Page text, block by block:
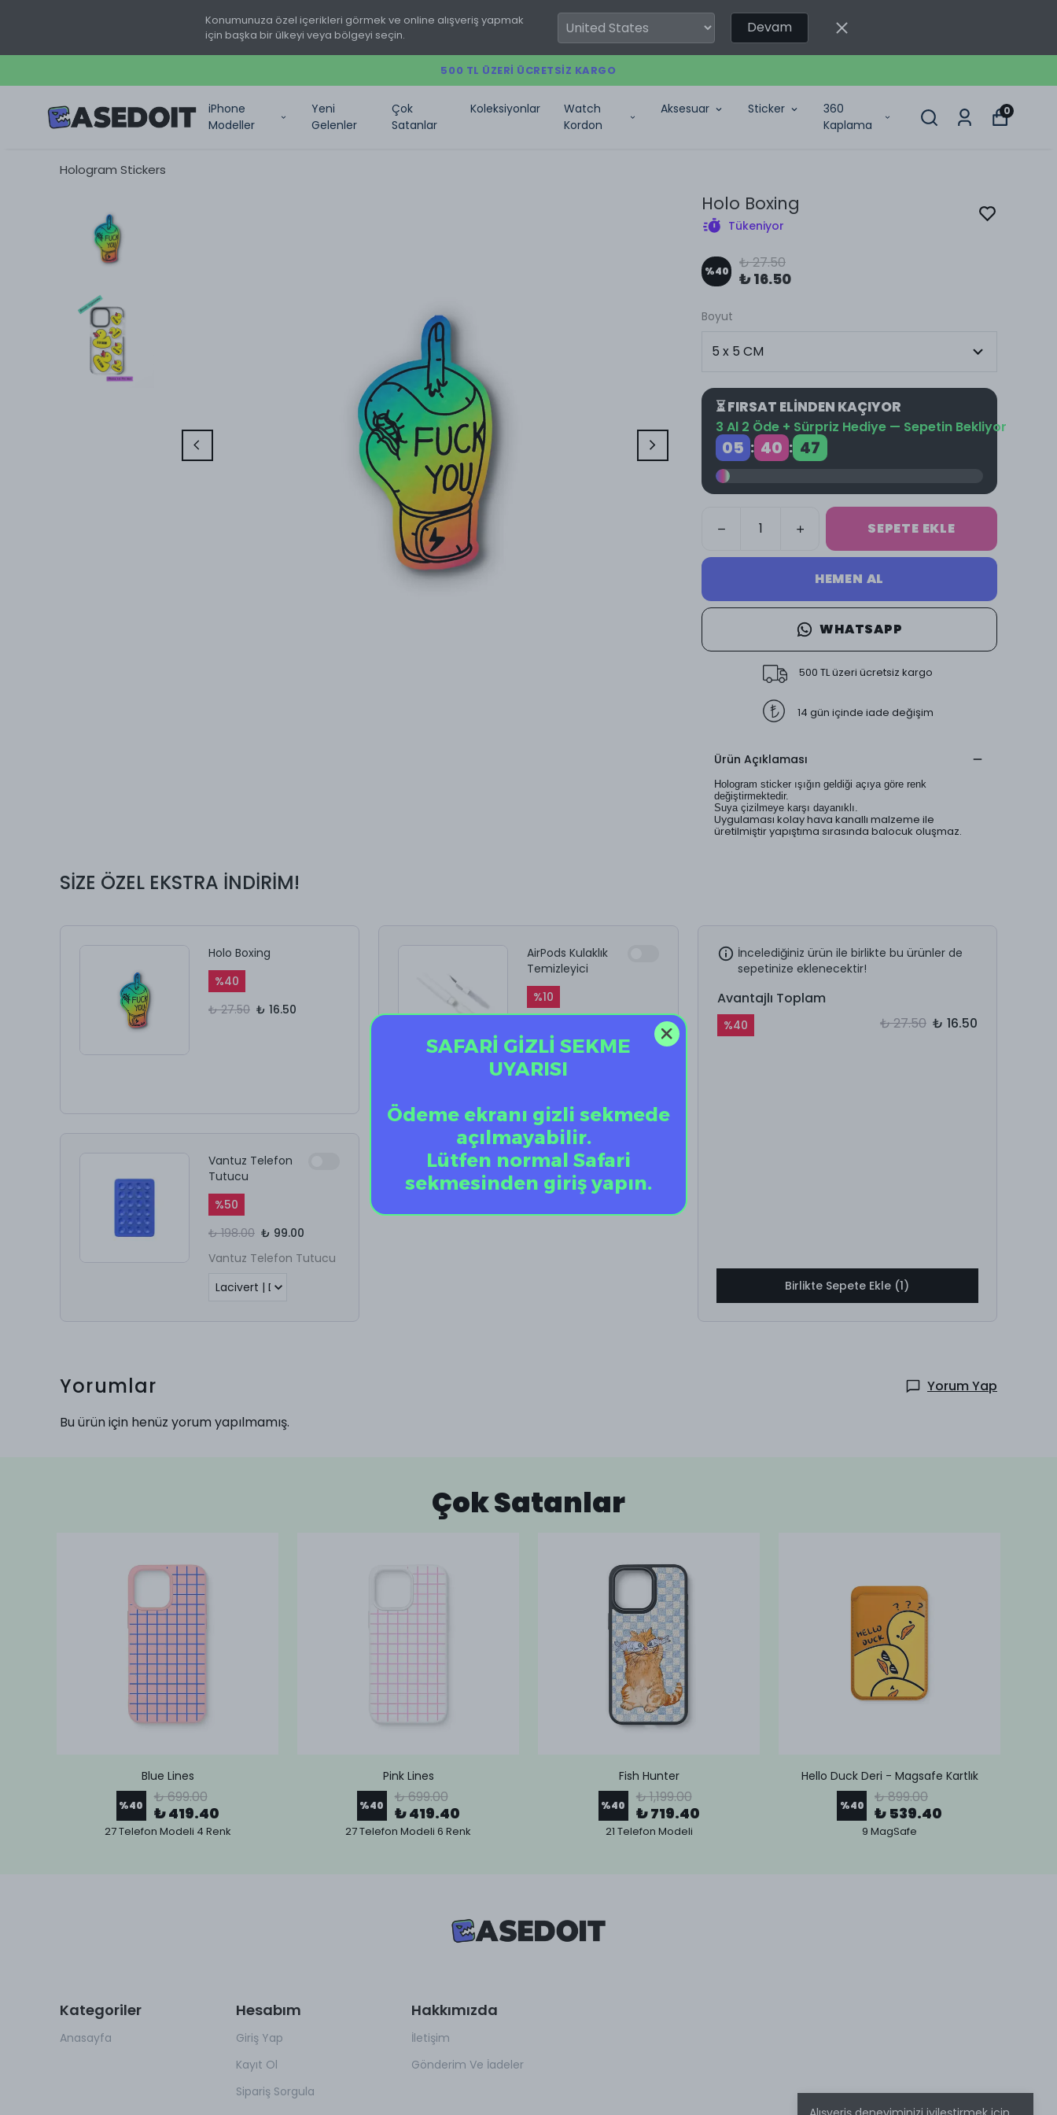
Konumunuza özel içerikleri görmek ve online alışveriş yapmak
için başka bir ülkeyi veya bölgeyi seçin.
Devam
500 TL ÜZERI ÜCRETSIZ KARGO
iPhone
Modeller
Yeni
Gelenler
Çok
Satanlar
Koleksiyonlar
Watch
Kordon
Aksesuar Sticker
360
Kaplama
0
Hologram Stickers
Holo Boxing
Tükeniyor
%40 ₺ 27.50
₺ 16.50
Boyut
⏳ FIRSAT ELİNDEN KAÇIYOR
3 Al 2 Öde + Sürpriz Hediye — Sepetin Bekliyor
05 : 40 : 46
SEPETE EKLE
HEMEN AL
WHATSAPP
500 TL üzeri ücretsiz kargo
14 gün içinde iade değişim
Ürün Açıklaması
Hologram sticker ışığın geldiği açıya göre renk
değiştirmektedir.
Suya çizilmeye karşı dayanıklı.
Uygulaması kolay hava kanallı malzeme ile
üretilmiştir yapıştıma sırasında balocuk oluşmaz.
SİZE ÖZEL EKSTRA İNDİRİM!
Holo Boxing
%40
₺ 27.50 ₺ 16.50
AirPods Kulaklık
Temizleyici
%10
Vantuz Telefon
Tutucu
%50
₺ 198.00 ₺ 99.00
Vantuz Telefon Tutucu
İncelediğiniz ürün ile birlikte bu ürünler de
sepetinize eklenecektir!
Avantajlı Toplam
%40 ₺ 27.50 ₺ 16.50
Birlikte Sepete Ekle (1)
Yorumlar
Yorum Yap
Bu ürün için henüz yorum yapılmamış.
Çok Satanlar
Blue Lines
%40 ₺ 699.00
₺ 419.40
27 Telefon Modeli 4 Renk
Pink Lines
%40 ₺ 699.00
₺ 419.40
27 Telefon Modeli 6 Renk
Fish Hunter
%40 ₺ 1,199.00
₺ 719.40
21 Telefon Modeli
Hello Duck Deri - Magsafe Kartlık
%40 ₺ 899.00
₺ 539.40
9 MagSafe
Kategoriler
Anasayfa
Hesabım
Giriş Yap
Kayıt Ol
Sipariş Sorgula
Hakkımızda
İletişim
Gönderim Ve İadeler
SAFARİ GİZLİ SEKME
UYARISI
Ödeme ekranı gizli sekmede
açılmayabilir.
Lütfen normal Safari
sekmesinden giriş yapın.